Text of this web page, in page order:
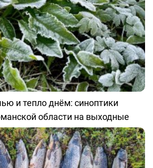
и тепло днём: синоптики
области на выходные